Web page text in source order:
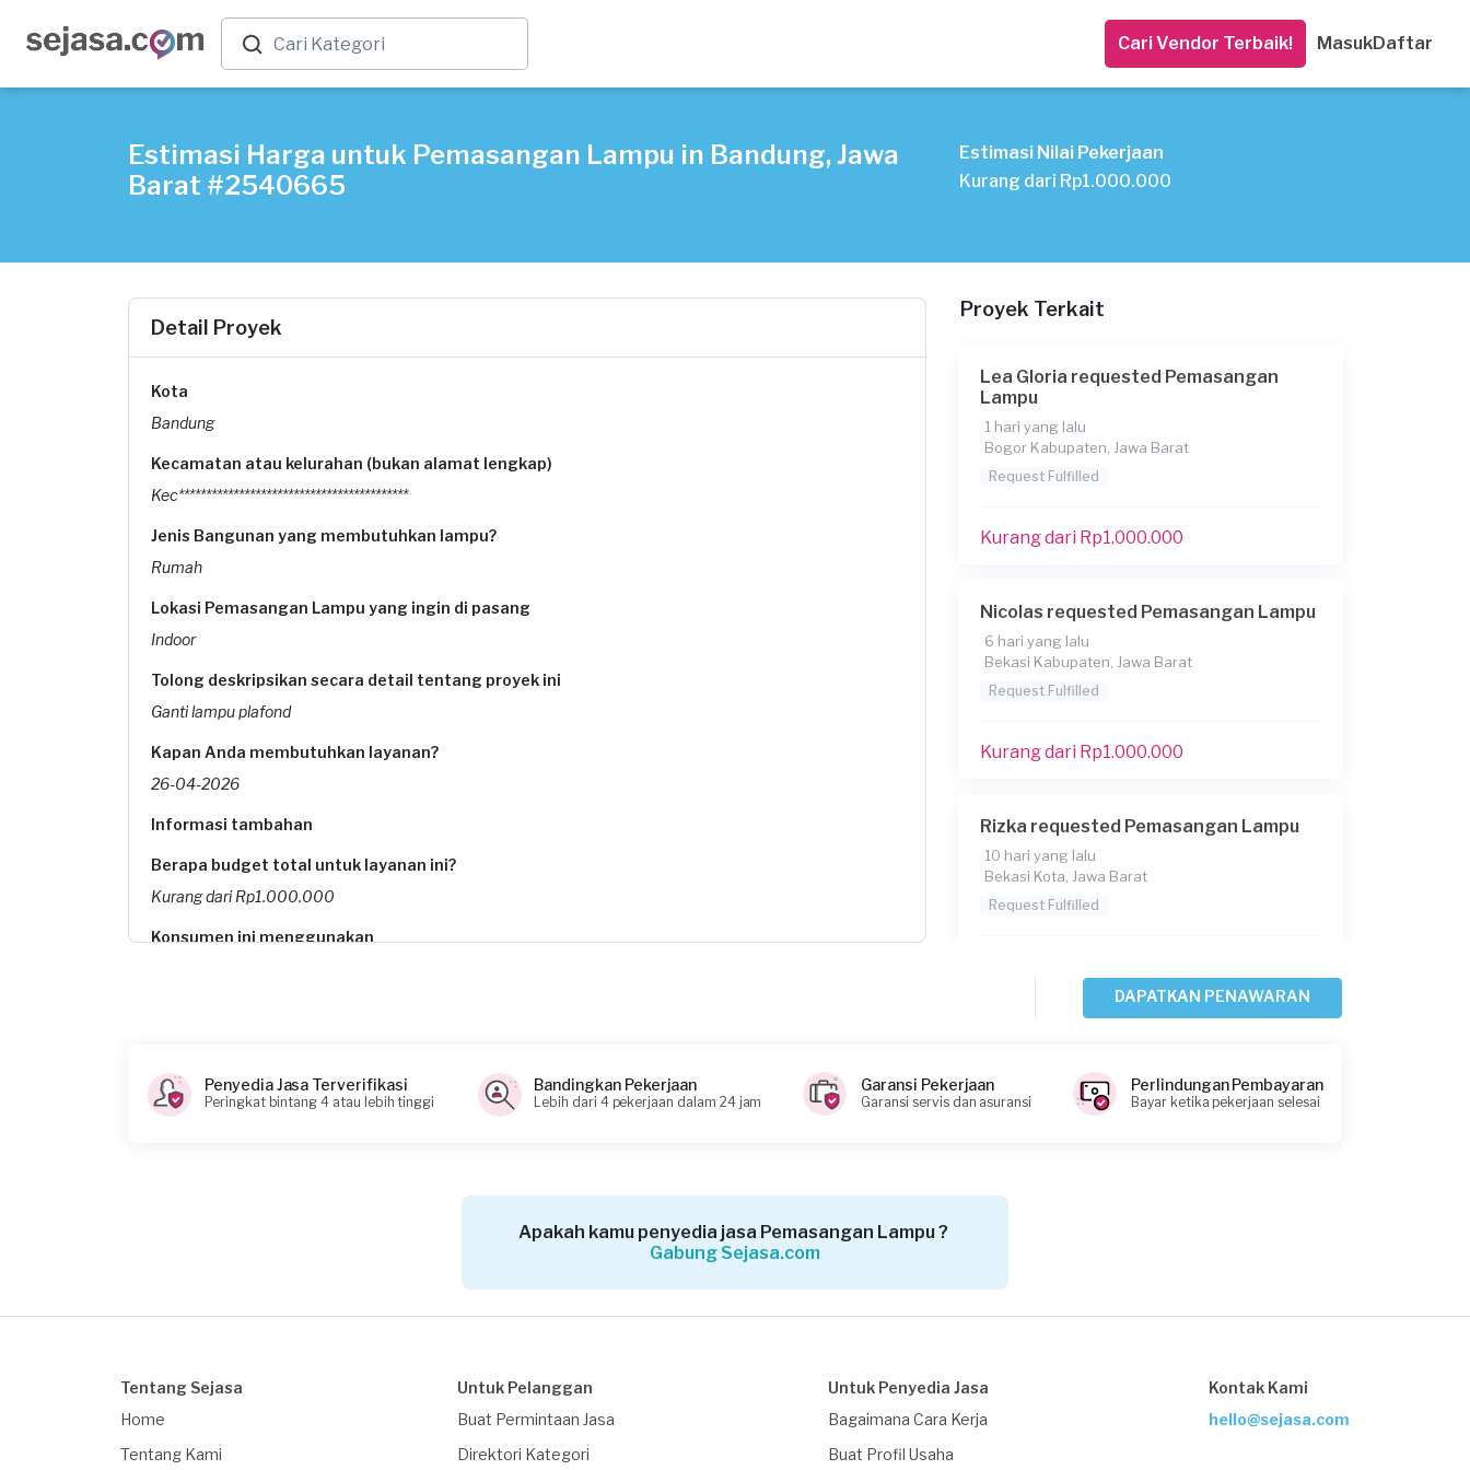
Cari Vendor Terbaik! MasukDaftar
Estimasi Harga untuk Pemasangan Lampu in Bandung, Jawa
Barat #2540665
Estimasi Nilai Pekerjaan
Kurang dari Rp1.000.000
Detail Proyek
Kota
Bandung
Kecamatan atau kelurahan (bukan alamat lengkap)
Kec******************************************
Jenis Bangunan yang membutuhkan lampu?
Rumah
Lokasi Pemasangan Lampu yang ingin di pasang
Indoor
Tolong deskripsikan secara detail tentang proyek ini
Ganti lampu plafond
Kapan Anda membutuhkan layanan?
26-04-2026
Informasi tambahan
Berapa budget total untuk layanan ini?
Kurang dari Rp1.000.000
Konsumen ini menggunakan
Proyek Terkait
Lea Gloria requested Pemasangan
Lampu
1 hari yang lalu
Bogor Kabupaten, Jawa Barat
Request Fulfilled
Kurang dari Rp1.000.000
Nicolas requested Pemasangan Lampu
6 hari yang lalu
Bekasi Kabupaten, Jawa Barat
Request Fulfilled
Kurang dari Rp1.000.000
Rizka requested Pemasangan Lampu
10 hari yang lalu
Bekasi Kota, Jawa Barat
Request Fulfilled
22 hari yang lalu
Depok, Jawa Barat
Kurang dari Rp1.000.000
DAPATKAN PENAWARAN
Penyedia Jasa Terverifikasi
Peringkat bintang 4 atau lebih tinggi
Bandingkan Pekerjaan
Lebih dari 4 pekerjaan dalam 24 jam
Garansi Pekerjaan
Garansi servis dan asuransi
Perlindungan Pembayaran
Bayar ketika pekerjaan selesai
Apakah kamu penyedia jasa Pemasangan Lampu ?
Gabung Sejasa.com
Tentang Sejasa
Home
Tentang Kami
Untuk Pelanggan
Buat Permintaan Jasa
Direktori Kategori
Untuk Penyedia Jasa
Bagaimana Cara Kerja
Buat Profil Usaha
Kontak Kami
hello@sejasa.com